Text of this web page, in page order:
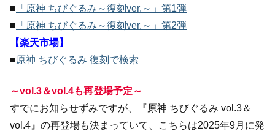
■ 「原神 ちびぐるみ～復刻ver.～」第1弾
■ 「原神 ちびぐるみ～復刻ver.～」第2弾
【楽天市場】
■原神 ちびぐるみ 復刻で検索
～vol.3＆vol.4も再登場予定～
すでにお知らせずみですが、『原神 ちびぐるみ vol.3＆
vol.4』の再登場も決まっていて、こちらは2025年9月に発